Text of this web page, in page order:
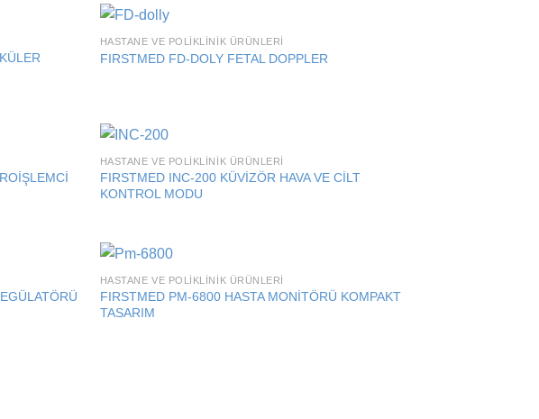
Add to
wishlist
HASTANE VE POLIKLINIK ÜRÜNLERI
FIRSTMED FD-DOLY FETAL DOPPLER
Add to
wishlist
Add to
wishlist
HASTANE VE POLIKLINIK ÜRÜNLERI
FIRSTMED INC-200 KÜVİZÖR HAVA VE CİLT
KONTROL MODU
Add to
wishlist
Add to
wishlist
HASTANE VE POLIKLINIK ÜRÜNLERI
FIRSTMED PM-6800 HASTA MONİTÖRÜ KOMPAKT
TASARIM